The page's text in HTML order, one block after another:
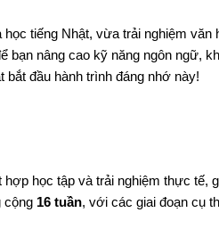
tiếng Nhật, vừa trải nghiệm văn
bạn nâng cao kỹ năng ngôn ngữ,
bắt đầu hành trình đáng nhớ này!
học tập và trải nghiệm thực tế,
cộng 16 tuần, với các giai đoạn cụ